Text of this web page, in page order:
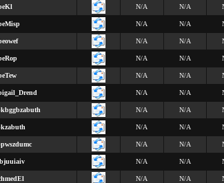
N/A N/A
N/A N/A
N/A N/A
N/A N/A
N/A N/A
N/A N/A
N/A N/A
N/A N/A
N/A N/A
N/A N/A
N/A N/A